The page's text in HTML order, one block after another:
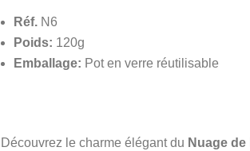
Réf. N6
Poids: 120g
Emballage: Pot en verre réutilisable
Découvrez le charme élégant du Nuage